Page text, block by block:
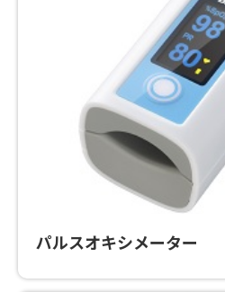
パルスオキシメーター